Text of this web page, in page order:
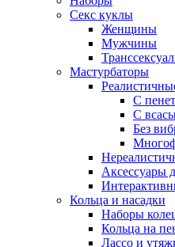
Секс куклы
Женщины
Мужчины
Мастурбаторы
С
С
Без
Аксессуары
Кольца и насадки
Наборы
Кольца на
Лассо и